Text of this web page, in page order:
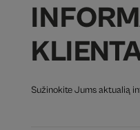
Sužinokite Jums aktualią